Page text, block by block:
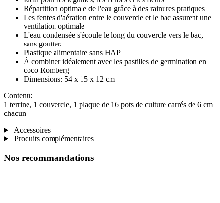
Répartition optimale de l'eau grâce à des rainures pratiques
Les fentes d'aération entre le couvercle et le bac assurent une
ventilation optimale
L'eau condensée s'écoule le long du couvercle vers le bac,
sans goutter.
Plastique alimentaire sans HAP
À combiner idéalement avec les pastilles de germination en
coco Romberg
Dimensions: 54 x 15 x 12 cm
Contenu:
1 terrine, 1 couvercle, 1 plaque de 16 pots de culture carrés de 6 cm
chacun
Accessoires
Produits complémentaires
Nos recommandations